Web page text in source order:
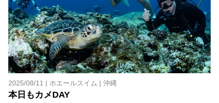
2025/08/11 | ホエールスイム | 沖縄
本日もカメDAY